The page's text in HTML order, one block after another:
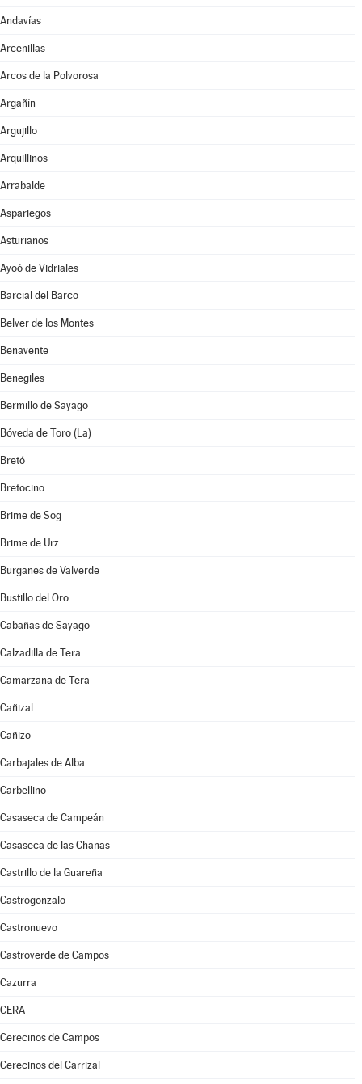
Andavías
Arcenillas
Arcos de la Polvorosa
Argañín
Argujillo
Arquillinos
Arrabalde
Aspariegos
Asturianos
Ayoó de Vidriales
Barcial del Barco
Belver de los Montes
Benavente
Benegiles
Bermillo de Sayago
Bóveda de Toro (La)
Bretó
Bretocino
Brime de Sog
Brime de Urz
Burganes de Valverde
Bustillo del Oro
Cabañas de Sayago
Calzadilla de Tera
Camarzana de Tera
Cañizal
Cañizo
Carbajales de Alba
Carbellino
Casaseca de Campeán
Casaseca de las Chanas
Castrillo de la Guareña
Castrogonzalo
Castronuevo
Castroverde de Campos
Cazurra
CERA
Cerecinos de Campos
Cerecinos del Carrizal